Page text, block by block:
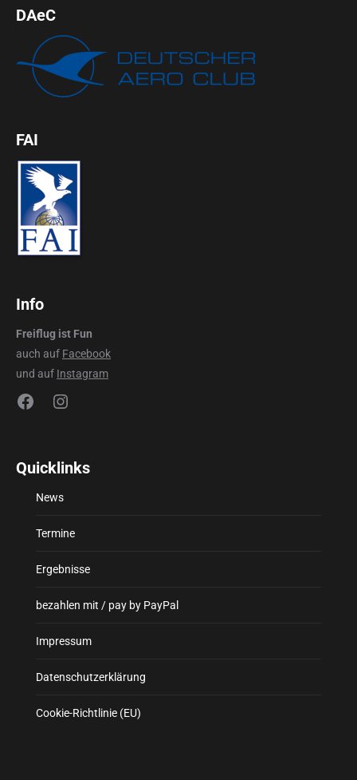
DAeC
FAI
Info
Freiflug ist Fun
auch auf Facebook
und auf Instagram
FacebookInstagram
Quicklinks
News
Termine
Ergebnisse
bezahlen mit / pay by PayPal
Impressum
Datenschutzerklärung
Cookie-Richtlinie (EU)